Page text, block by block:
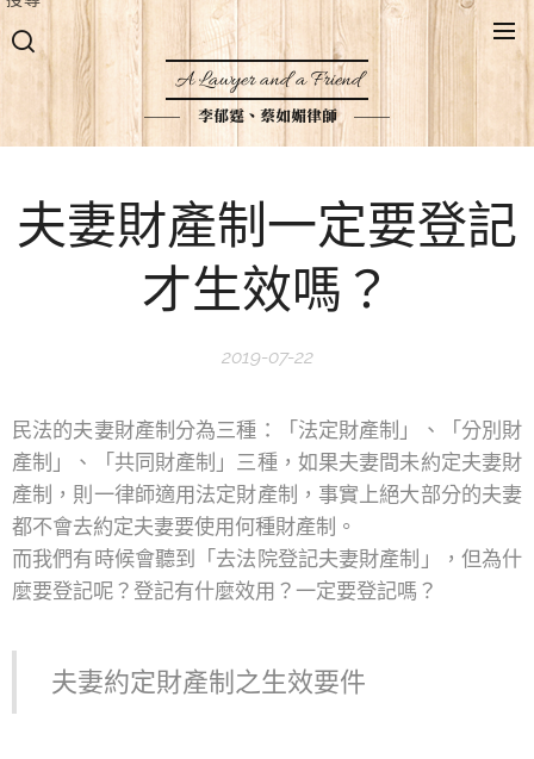
A Lawyer and a Friend
李郁霆、蔡如媚律師
夫妻財產制一定要登記
才生效嗎？
2019-07-22
民法的夫妻財產制分為三種：「法定財產制」、「分別財
產制」、「共同財產制」三種，如果夫妻間未約定夫妻財
產制，則一律師適用法定財產制，事實上絕大部分的夫妻
都不會去約定夫妻要使用何種財產制。
而我們有時候會聽到「去法院登記夫妻財產制」，但為什
麼要登記呢？登記有什麼效用？一定要登記嗎？
夫妻約定財產制之生效要件